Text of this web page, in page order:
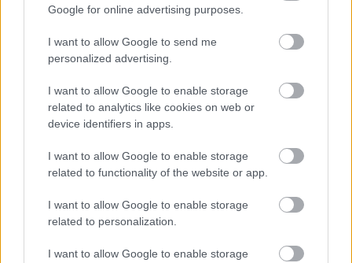
Google for online advertising purposes.
I want to allow Google to send me
personalized advertising.
I want to allow Google to enable storage
related to analytics like cookies on web or
device identifiers in apps.
I want to allow Google to enable storage
related to functionality of the website or app.
I want to allow Google to enable storage
related to personalization.
I want to allow Google to enable storage
Nem ecettel és nem szódabikarbónával: ezzel lesz újra
csillogó a vízköves csap